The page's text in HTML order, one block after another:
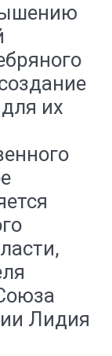
их
Лидия